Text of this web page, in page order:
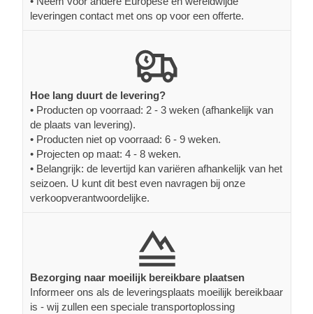
leveringen contact met ons op voor een offerte.
Hoe lang duurt de levering?
• Producten op voorraad: 2 - 3 weken (afhankelijk van
de plaats van levering).
• Producten niet op voorraad: 6 - 9 weken.
• Projecten op maat: 4 - 8 weken.
• Belangrijk: de levertijd kan variëren afhankelijk van het
seizoen. U kunt dit best even navragen bij onze
verkoopverantwoordelijke.
Bezorging naar moeilijk bereikbare plaatsen
Informeer ons als de leveringsplaats moeilijk bereikbaar
is - wij zullen een speciale transportoplossing